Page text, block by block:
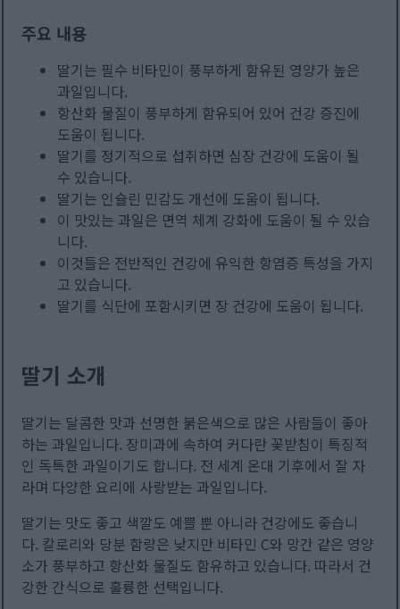
주요 내용
딸기는 필수 비타민이 풍부하게 함유된 영양가 높은
과일입니다.
항산화 물질이 풍부하게 함유되어 있어 건강 증진에
도움이 됩니다.
딸기를 정기적으로 섭취하면 심장 건강에 도움이 될
수 있습니다.
딸기는 인슐린 민감도 개선에 도움이 됩니다.
이 맛있는 과일은 면역 체계 강화에 도움이 될 수 있습
니다.
이것들은 전반적인 건강에 유익한 항염증 특성을 가지
고 있습니다.
딸기를 식단에 포함시키면 장 건강에 도움이 됩니다.
딸기 소개
딸기는 달콤한 맛과 선명한 붉은색으로 많은 사람들이 좋아
하는 과일입니다. 장미과에 속하여 커다란 꽃받침이 특징적
인 독특한 과일이기도 합니다. 전 세계 온대 기후에서 잘 자
라며 다양한 요리에 사랑받는 과일입니다.
딸기는 맛도 좋고 색깔도 예쁠 뿐 아니라 건강에도 좋습니
다. 칼로리와 당분 함량은 낮지만 비타민 C와 망간 같은 영양
소가 풍부하고 항산화 물질도 함유하고 있습니다. 따라서 건
강한 간식으로 훌륭한 선택입니다.